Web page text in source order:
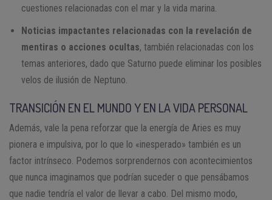
cuestiones relacionadas con el mar y la vida marina.
Noticias impactantes relacionadas con la revelación de
mentiras o acciones ocultas, también relacionadas con los
temas anteriores, dado que Saturno puede eliminar los posibles
velos de ilusión de Neptuno.
TRANSICIÓN EN EL MUNDO Y EN LA VIDA PERSONAL
Además, vale la pena reforzar que la energía de Aries es muy
pionera e impulsiva, por lo que lo «inesperado» también es un
factor intrínseco. Podemos sorprendernos con acontecimientos
que nunca imaginamos que podrían suceder o que pensábamos
que nadie tendría el valor de llevar a cabo. Del mismo modo,